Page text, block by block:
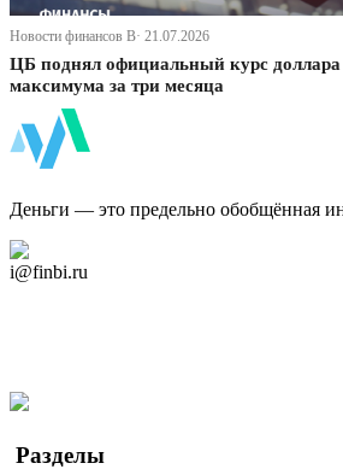
Новости финансов В· 21.07.2026
ЦБ поднял официальный курс доллара
максимума за три месяца
Деньги — это предельно обобщённая
i@finbi.ru
Разделы